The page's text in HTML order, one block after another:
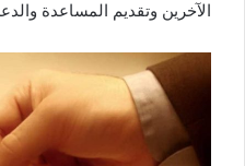
الآخرين وتقديم المساعدة